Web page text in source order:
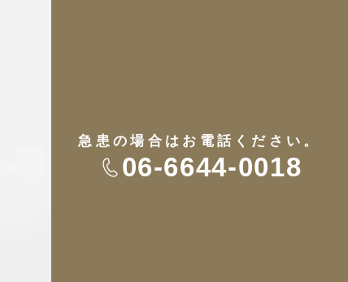
急患の場合はお電話ください。
06-6644-0018